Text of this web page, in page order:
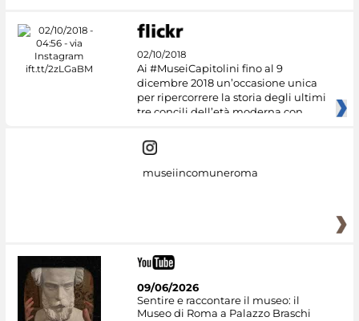
02/10/2018
Ai #MuseiCapitolini fino al 9
dicembre 2018 un’occasione unica
per ripercorrere la storia degli ultimi
tre concili dell’età moderna con
museiincomuneroma
09/06/2026
Sentire e raccontare il museo: il
Museo di Roma a Palazzo Braschi